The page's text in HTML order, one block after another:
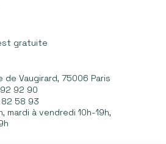
gratuite
de Vaugirard, 75006 Paris
92 90
58 93
mardi à vendredi 10h-19h,